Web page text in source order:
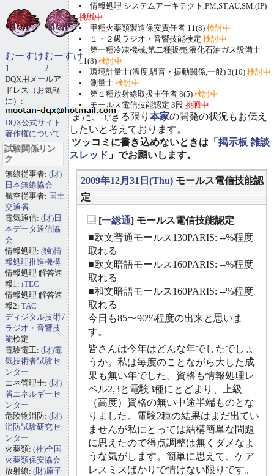
情報処理 システムアーキテクト,PM,ST,AU,SM,(IP)
挑戦中
甲種火薬類製造保安責任者 11(8) 検討中
１・２級ラジオ・音響技能検定 検討中
第一種冷凍機械,第二種販売,液化石油ガス設備士
11(8) 検討中
環境計量士(濃度,騒音・振動関係,一般) 3(10) 検討中
測量士 検討中
第１種放射線取扱主任者 8(5) 検討中
モールス電信技能認定 3段 挑戦中
また、できる限り 本家の開発の状況もお伝え
したいと考えております。
ツッコミに書き込めないときは「 掲示板 雑談
スレッド 」でお願いします。
2009年12月31日(Thu) モールス電信技能認
定
[一総通] モールス電信技能認定
■欧文普通モールス130PARIS: --%程度
取れる
■欧文暗語モールス160PARIS: --%程度
取れる
■和文暗語モールス160PARIS: --%程度
取れる
今日も85〜90%程度の出来と思いま
す。
皆さんは今年はどんな年でしたでしょ
うか。私は毎度のことながら大した成
果も無い年でした。資格も情報処理レ
ベル2,3と電験3種にとどまり、上級
（高度）資格の無い中途半端ものとな
りました。電験2種の結果はまだ出てい
ませんが私にとっては結構簡単な問題
に思えたので得点調整は無くダメなよ
うな気がします。簡単に思えて、ケア
レスミスばかりで情けない限りです。
むーすけ
1
むーすけ
2
DQX用メールア
ドレス（お気軽
に）:
DQX公式サイト
著作権について
試験関係リン
ク
無線従事者: (財)
日本無線協会
航空従事者: 国土
交通省
電気通信: (財)日
本データ通信協
会
情報処理: (独)情
報処理推進機構
情報処理 解答速
報1: iTEC
情報処理 解答速
報2: TAC
ディジタル技術 /
ラジオ・音響技
能検定
電験電工: (財)電
気技術者試験セ
ンター
エネ管理士: (財)
省エネルギーセ
ンター
危険物消防: (財)
消防試験研究セ
ンター
火薬類: (社)全国
火薬類保安協会
放射線: (財)原子